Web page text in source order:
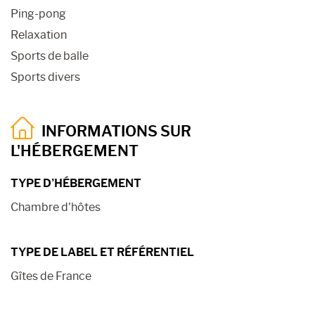
Ping-pong
Relaxation
Sports de balle
Sports divers
INFORMATIONS SUR
L'HÉBERGEMENT
TYPE D’HÉBERGEMENT
Chambre d'hôtes
TYPE DE LABEL ET RÉFÉRENTIEL
Gîtes de France